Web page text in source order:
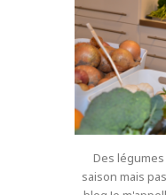
Des
saison mais